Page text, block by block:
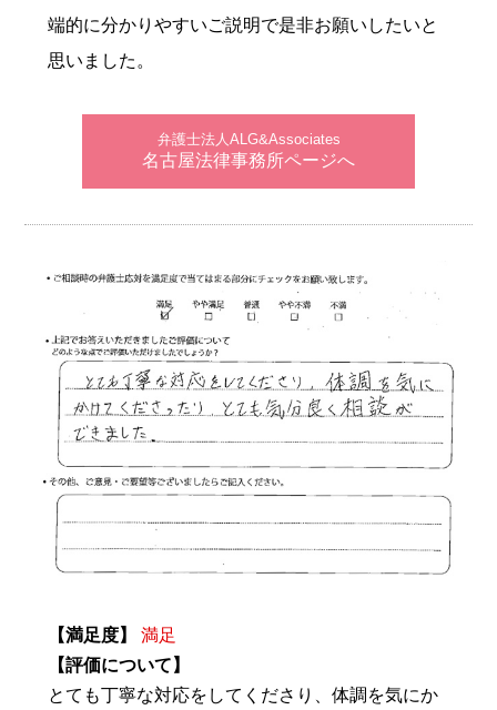
端的に分かりやすいご説明で是非お願いしたいと
思いました。
弁護士法人ALG&Associates
名古屋法律事務所ページへ
【満足度】
満足
【評価について】
とても丁寧な対応をしてくださり、体調を気にか